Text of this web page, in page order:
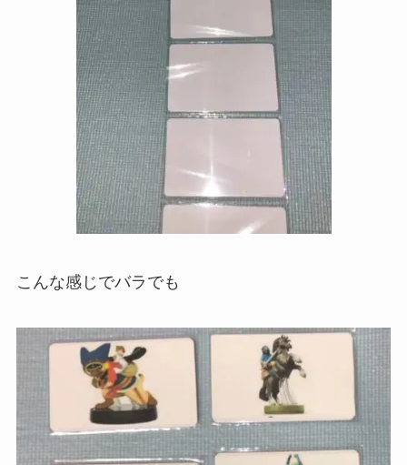
こんな感じでバラでも